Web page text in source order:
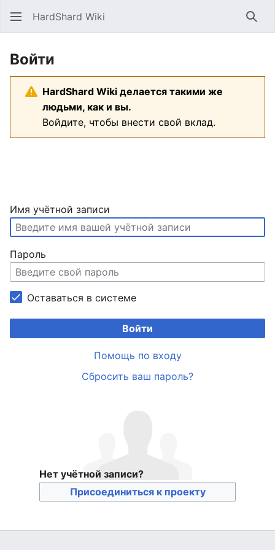
HardShard Wiki
Войти
HardShard Wiki делается такими же
людьми, как и вы.
Войдите, чтобы внести свой вклад.
Имя учётной записи
Пароль
Оставаться в системе
Войти
Помощь по входу
Сбросить ваш пароль?
Нет учётной записи?
Присоединиться к проекту